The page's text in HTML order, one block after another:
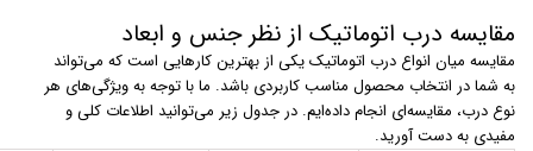
مقایسه درب اتوماتیک از نظر جنس و ابعاد
مقایسه میان انواع درب اتوماتیک یکی از بهترین کارهایی است که می‌تواند
به شما در انتخاب محصول مناسب کاربردی باشد. ما با توجه به ویژگی‌های هر
نوع درب، مقایسه‌ای انجام داده‌ایم. در جدول زیر می‌توانید اطلاعات کلی و
مفیدی به دست آورید.